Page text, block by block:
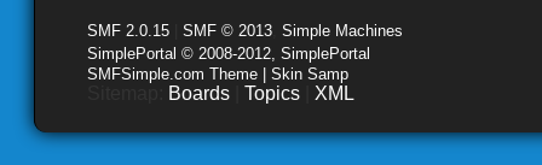
SMF 2.0.15 SMF © 2013 Simple Machines
SimplePortal © 2008-2012, SimplePortal
SMFSimple.com Theme | Skin Samp
Boards Topics XML